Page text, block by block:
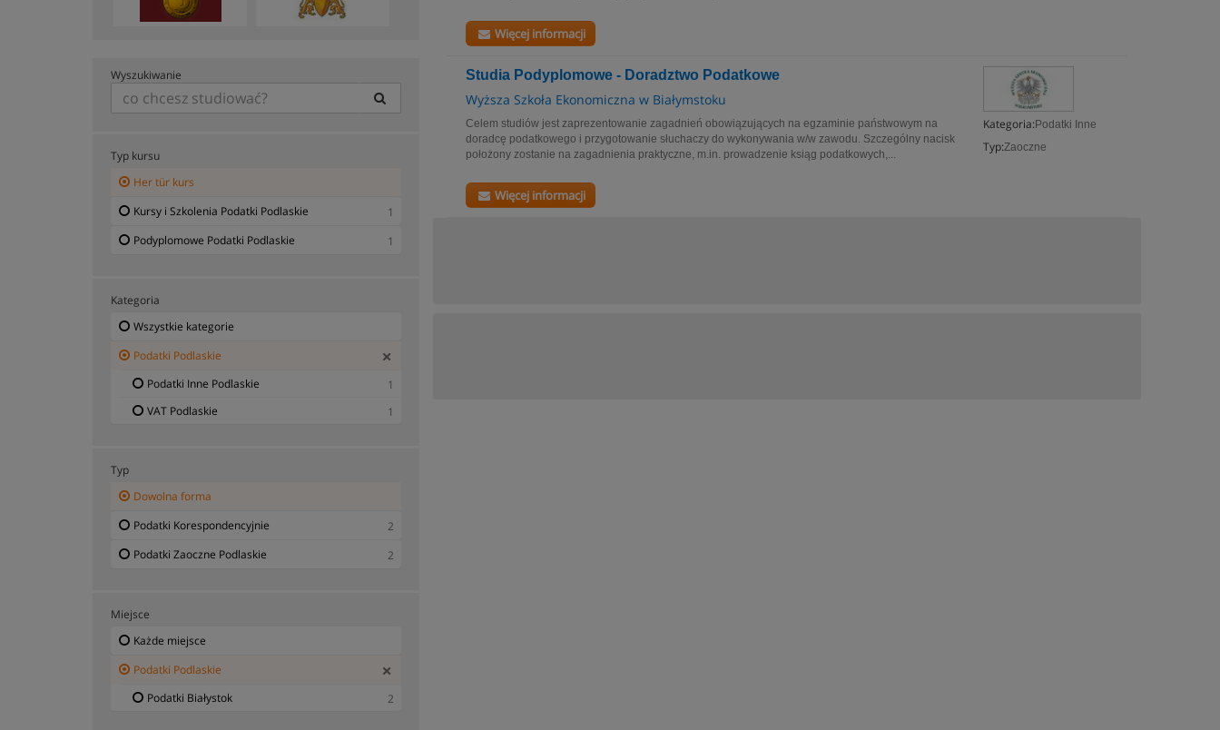
Więcej informacji
Studia Podyplomowe - Doradztwo Podatkowe
Wyższa Szkoła Ekonomiczna w Białymstoku
Kategoria: Podatki Inne
Typ:Zaoczne
Celem studiów jest zaprezentowanie zagadnień obowiązujących na egzaminie państwowym na
doradcę podatkowego i przygotowanie słuchaczy do wykonywania w/w zawodu. Szczególny nacisk
położony zostanie na zagadnienia praktyczne, m.in. prowadzenie ksiąg podatkowych,...
Więcej informacji
Wyszukiwanie
Typ kursu
Her tür kurs
Kursy i Szkolenia Podatki Podlaskie
1
Podyplomowe Podatki Podlaskie
1
Kategoria
Wszystkie kategorie
Podatki Podlaskie
Podatki Inne Podlaskie
1
VAT Podlaskie
1
Typ
Dowolna forma
Podatki Korespondencyjnie
2
Podatki Zaoczne Podlaskie
2
Miejsce
Każde miejsce
Podatki Podlaskie
Podatki Białystok
2